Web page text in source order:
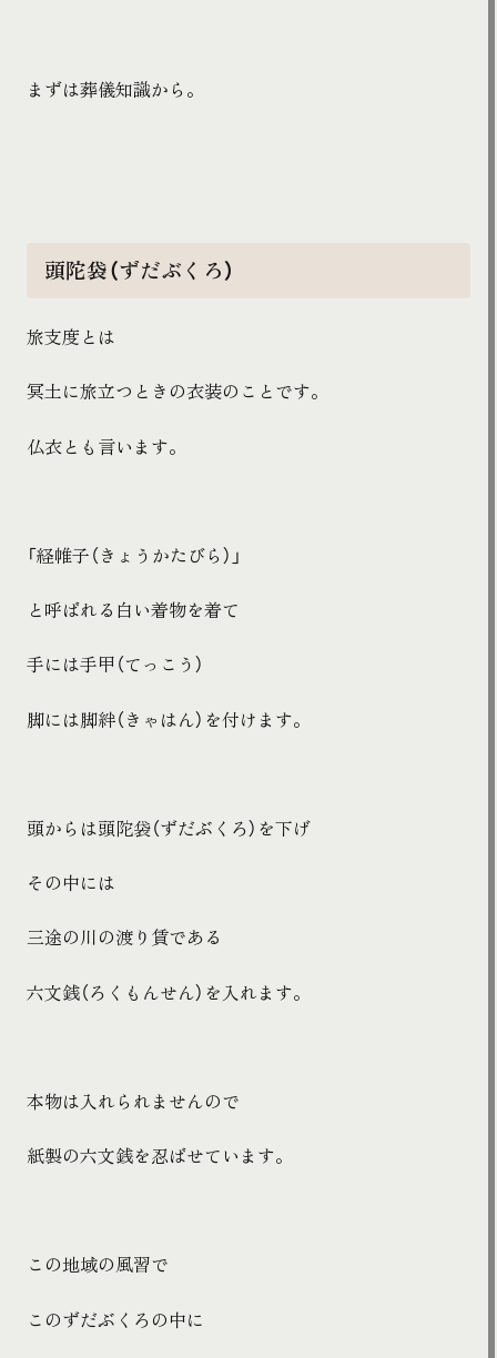
まずは葬儀知識から。
頭陀袋（ずだぶくろ）
旅支度とは
冥土に旅立つときの衣装のことです。
仏衣とも言います。
「経帷子（きょうかたびら）」
と呼ばれる白い着物を着て
手には手甲（てっこう）
脚には脚絆（きゃはん）を付けます。
頭からは頭陀袋（ずだぶくろ）を下げ
その中には
三途の川の渡り賃である
六文銭（ろくもんせん）を入れます。
本物は入れられませんので
紙製の六文銭を忍ばせています。
この地域の風習で
このずだぶくろの中に